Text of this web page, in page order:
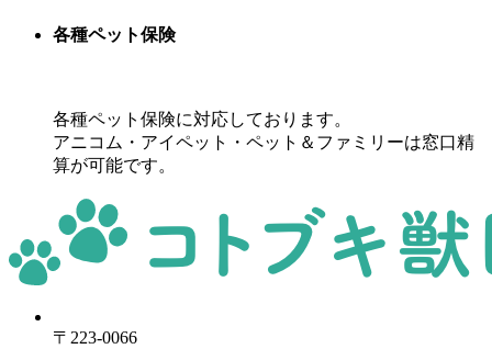
各種ペット保険
各種ペット保険に対応しております。
アニコム・アイペット・ペット＆ファミリーは窓口精
算が可能です。
〒223-0066